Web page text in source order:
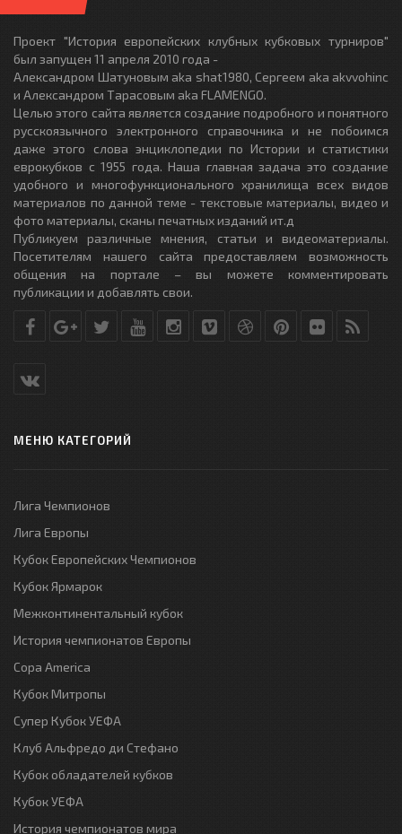
Проект "История европейских клубных кубковых турниров"
был запущен 11 апреля 2010 года -
Александром Шатуновым aka shat1980, Сергеем aka akvvohinc
и Александром Тарасовым aka FLAMENGO.
Целью этого сайта является создание подробного и понятного
русскоязычного электронного справочника и не побоимся
даже этого слова энциклопедии по Истории и статистики
еврокубков с 1955 года. Наша главная задача это создание
удобного и многофункционального хранилища всех видов
материалов по данной теме - текстовые материалы, видео и
фото материалы, сканы печатных изданий ит.д
Публикуем различные мнения, статьи и видеоматериалы.
Посетителям нашего сайта предоставляем возможность
общения на портале – вы можете комментировать
публикации и добавлять свои.
МЕНЮ КАТЕГОРИЙ
Лига Чемпионов
Лига Европы
Кубок Европейских Чемпионов
Кубок Ярмарок
Межконтинентальный кубок
История чемпионатов Европы
Copa America
Кубок Митропы
Супер Кубок УЕФА
Клуб Альфредо ди Стефано
Кубок обладателей кубков
Кубок УЕФА
История чемпионатов мира